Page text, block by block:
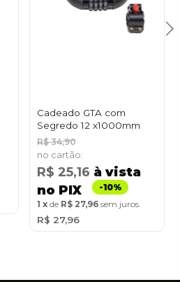
Cadeado GTA com
Segredo 12 x1000mm
R$ 34,90
R$ 27,96
1 de R$ 27,96 sem juros
R$ 25,16 à vista
no PIX